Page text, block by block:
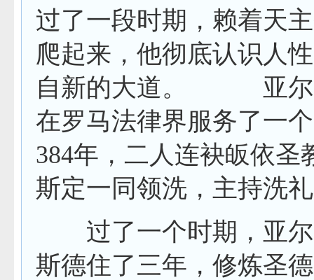
过了一段时期，赖着天
爬起来，他彻底认识人
自新的大道。
亚尔
在罗马法律界服务了一
384年，二人连袂皈依圣
斯定一同领洗，主持洗
过了一个时期，亚尔
斯德住了三年，修炼圣